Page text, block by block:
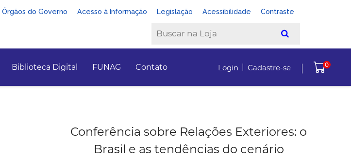
Órgãos do Governo Acesso à Informação Legislação Acessibilidade Contraste
Biblioteca Digital FUNAG Contato Login Cadastre-se 0
Conferência sobre Relações Exteriores: o
Brasil e as tendências do cenário